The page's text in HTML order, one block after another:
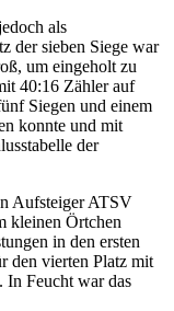
als
der sieben Siege war
um eingeholt zu
40:16 Zähler auf
Siegen und einem
konnte und mit
der
Aufsteiger ATSV
kleinen Örtchen
in den ersten
den vierten Platz mit
In Feucht war das